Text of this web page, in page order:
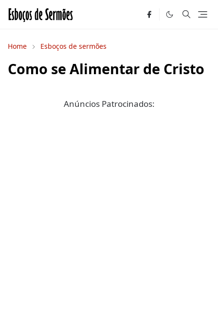
Home Esboços de sermões
Como se Alimentar de Cristo
Anúncios Patrocinados: